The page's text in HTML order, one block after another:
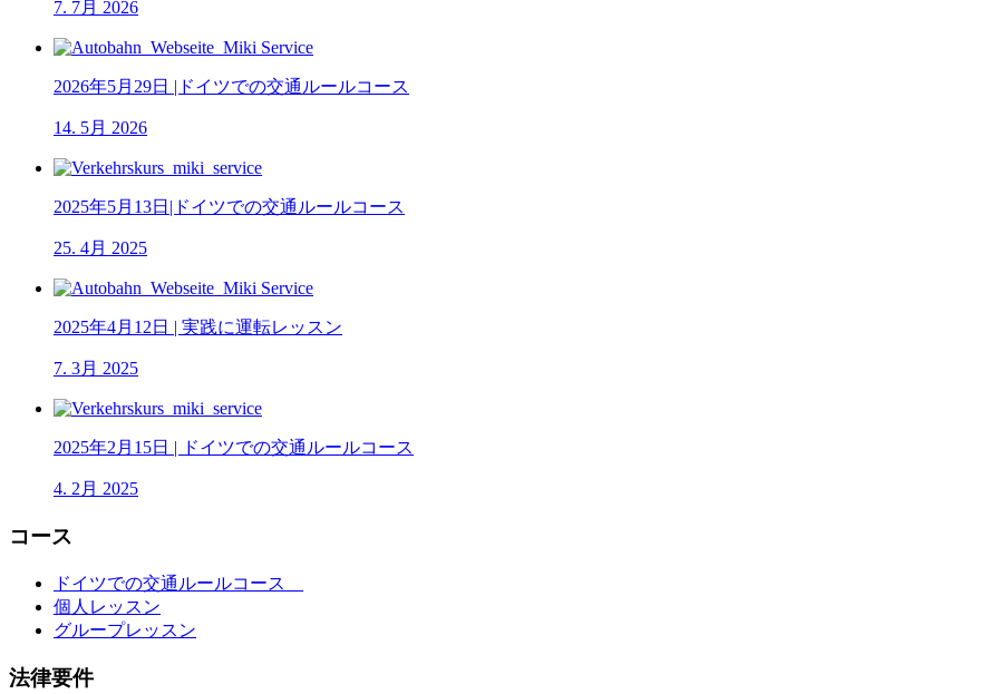
7. 7月 2026
2026年5月29日 |ドイツでの交通ルールコース
14. 5月 2026
2025年5月13日|ドイツでの交通ルールコース
25. 4月 2025
2025年4月12日 | 実践に運転レッスン
7. 3月 2025
2025年2月15日 | ドイツでの交通ルールコース
4. 2月 2025
コース
ドイツでの交通ルールコース
個人レッスン
グループレッスン
法律要件